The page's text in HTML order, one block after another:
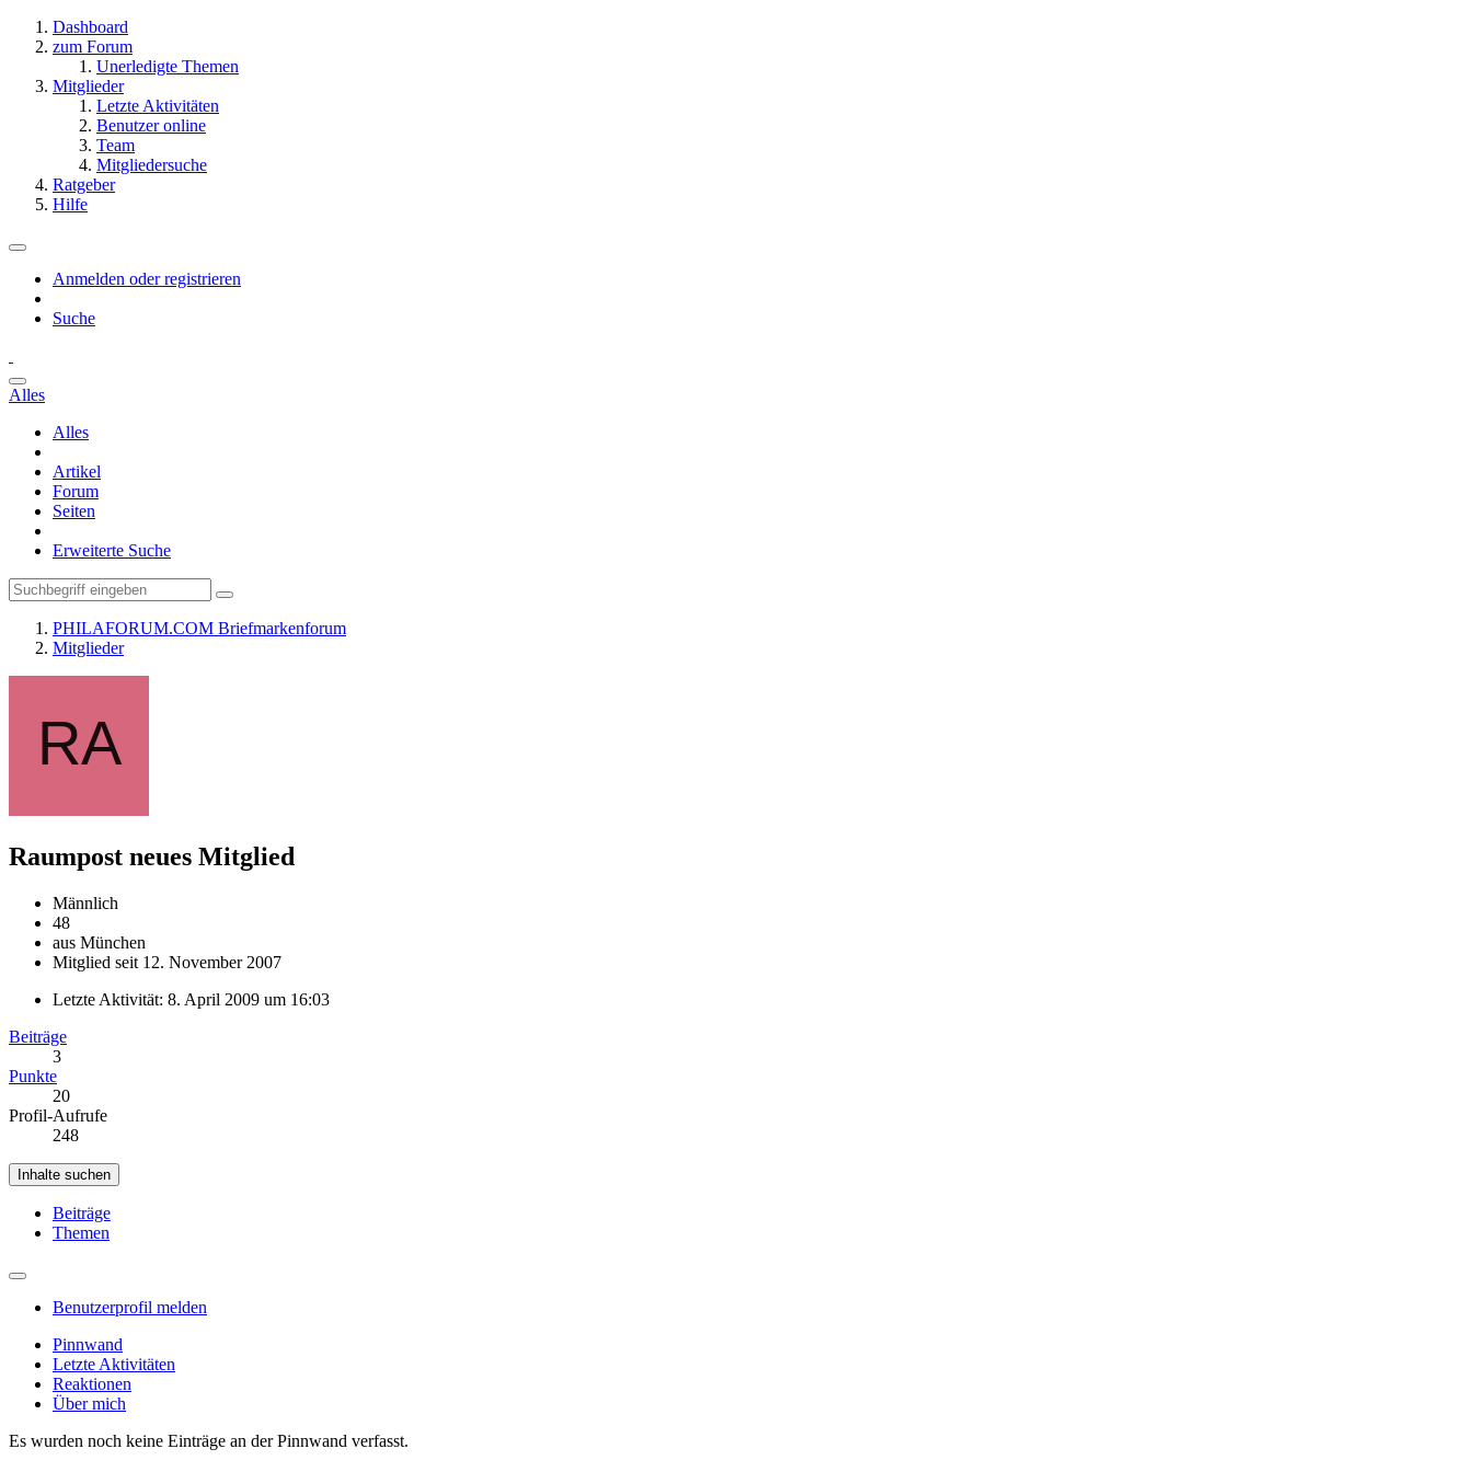
Dashboard
zum Forum
Unerledigte Themen
Mitglieder
Letzte Aktivitäten
Benutzer online
Team
Mitgliedersuche
Ratgeber
Hilfe
Anmelden oder registrieren
Suche
Alles
Alles
Artikel
Forum
Seiten
Erweiterte Suche
PHILAFORUM.COM Briefmarkenforum
Mitglieder
Raumpost neues Mitglied
Männlich
48
aus München
Mitglied seit 12. November 2007
Letzte Aktivität: 8. April 2009 um 16:03
Beiträge
3
Punkte
20
Profil-Aufrufe
248
Inhalte suchen
Beiträge
Themen
Benutzerprofil melden
Pinnwand
Letzte Aktivitäten
Reaktionen
Über mich
Es wurden noch keine Einträge an der Pinnwand verfasst.